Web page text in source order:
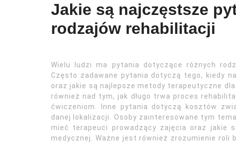
Jakie są najczęstsze
rodzajów rehabilitacji
Wielu ludzi ma pytania dotyczące różnych
Często zadawane pytania dotyczą tego, kiedy
oraz jakie są najlepsze metody terapeutyczne
również nad tym, jak długo trwa proces
ćwiczeniom. Inne pytania dotyczą kosztów
danej lokalizacji. Osoby zainteresowane tym
mieć terapeuci prowadzący zajęcia oraz jakie
medycznej. Ważne jest również zrozumienie roli